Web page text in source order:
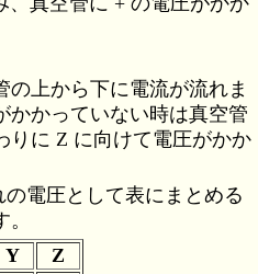
の上から下に電流が流れま
かかっていない時は真空管
りに Z に向けて電圧がかか
電圧として表にまとめる
Y
Z